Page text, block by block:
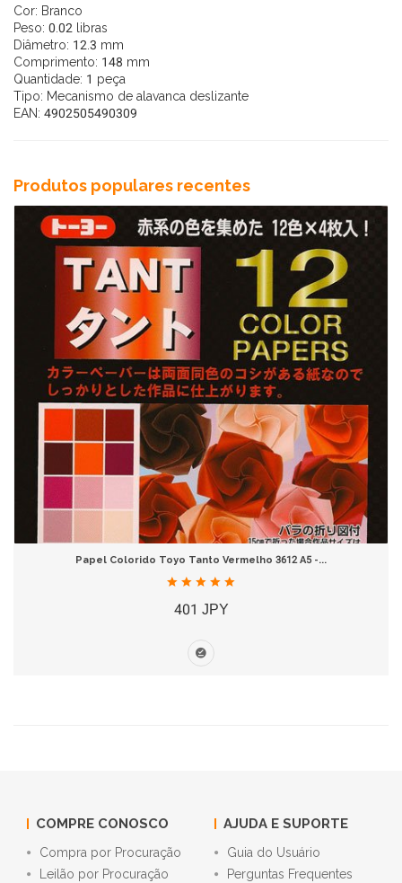
Cor: Branco
Peso: 0.02 libras
Diâmetro: 12.3 mm
Comprimento: 148 mm
Quantidade: 1 peça
Tipo: Mecanismo de alavanca deslizante
EAN: 4902505490309
Produtos populares recentes
Papel Colorido Toyo Tanto Vermelho 3612 A5 -...
401 JPY
COMPRE CONOSCO
Compra por Procuração
Leilão por Procuração
AJUDA E SUPORTE
Guia do Usuário
Perguntas Frequentes